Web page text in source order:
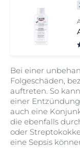
Bei einer
Folgeschäden,
auftreten. So
einer
auch eine
die ebenfalls
oder
eine Sepsis